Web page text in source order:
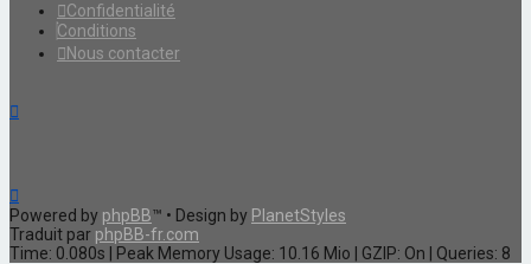
Confidentialité
Conditions
Nous contacter
Powered by phpBB™ • Design by PlanetStyles
Traduit par phpBB-fr.com
Time: 0.080s | Peak Memory Usage: 10.16 Mio | GZIP: On | Queries: 8